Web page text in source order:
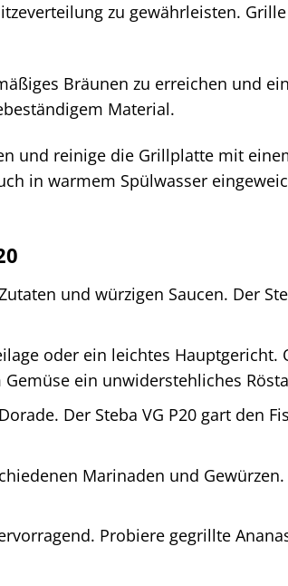
zu gewährleisten.
Bräunen zu erreichen und
Material.
und reinige die Grillplatte mit
in warmem Spülwasser
und würzigen Saucen. Der
oder ein leichtes Hauptgericht.
ein unwiderstehliches
Der Steba VG P20 gart den
Marinaden und Gewürzen.
Probiere gegrillte